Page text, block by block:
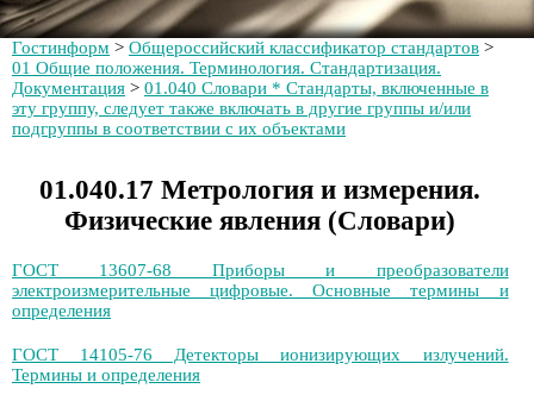
Гостинформ > Общероссийский классификатор стандартов >
01 Общие положения. Терминология. Стандартизация.
Документация > 01.040 Словари * Стандарты, включенные в
эту группу, следует также включать в другие группы и/или
подгруппы в соответствии с их объектами
01.040.17 Метрология и измерения.
Физические явления (Словари)
ГОСТ 13607-68 Приборы и преобразователи
электроизмерительные цифровые. Основные термины и
определения
ГОСТ 14105-76 Детекторы ионизирующих излучений.
Термины и определения